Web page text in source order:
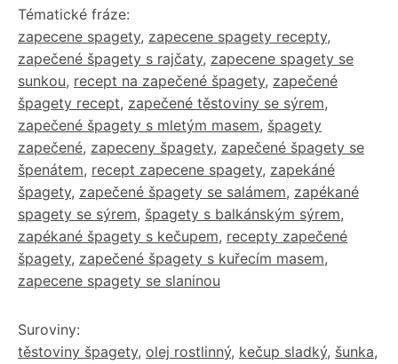
Tématické fráze:
zapecene spagety, zapecene spagety recepty,
zapečené špagety s rajčaty, zapecene spagety se
sunkou, recept na zapečené špagety, zapečené
špagety recept, zapečené těstoviny se sýrem,
zapečené špagety s mletým masem, špagety
zapečené, zapeceny špagety, zapečené špagety se
špenátem, recept zapecene spagety, zapekáné
špagety, zapečené špagety se salámem, zapékané
spagety se sýrem, špagety s balkánským sýrem,
zapékané špagety s kečupem, recepty zapečené
špagety, zapečené špagety s kuřecím masem,
zapecene spagety se slaninou
Suroviny:
těstoviny špagety, olej rostlinný, kečup sladký, šunka,